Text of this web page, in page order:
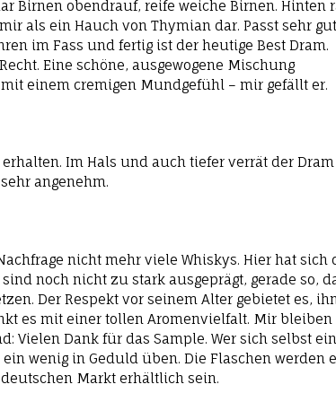
Birnen obendrauf, reife weiche Birnen. Hinten
als ein Hauch von Thymian dar. Passt sehr gut
im Fass und fertig ist der heutige Best Dram.
Eine schöne, ausgewogene Mischung
einem cremigen Mundgefühl – mir gefällt er.
Im Hals und auch tiefer verrät der
angenehm.
nicht mehr viele Whiskys. Hier hat sich
noch nicht zu stark ausgeprägt, gerade so,
Der Respekt vor seinem Alter gebietet es,
es mit einer tollen Aromenvielfalt. Mir bleiben
Vielen Dank für das Sample. Wer sich selbst
wenig in Geduld üben. Die Flaschen werden
Markt erhältlich sein.